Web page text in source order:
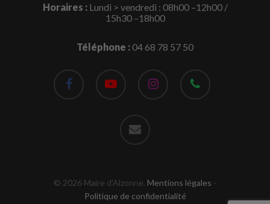
Horaires :Lundi > vendredi : 08h00 –12h00 /
15h30 –18h00
Téléphone :04 68 78 57 50
facebook instagram phone
© 2026 Maire d'Alzonne. Mentions légales -
Politique de confidentialité